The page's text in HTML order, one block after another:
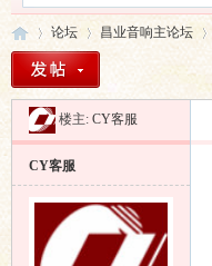
»
论坛
›
昌业音响主论坛
楼主: CY客服
CY客服